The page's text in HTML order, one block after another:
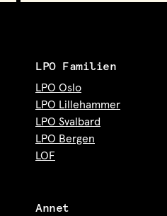
LPO Familien
LPO Oslo
LPO Lillehammer
LPO Svalbard
LPO Bergen
LOF
Annet